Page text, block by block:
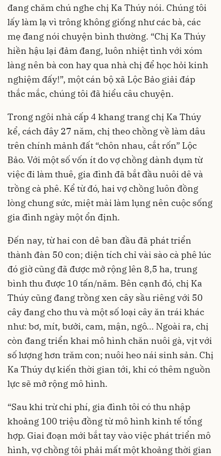
đang chăm chú nghe chị Ka Thúy nói. Chúng tôi
lấy làm lạ vì trông không giống như các bà, các
mẹ đang nói chuyện bình thường. “Chị Ka Thúy
hiền hậu lại đảm đang, luôn nhiệt tình với xóm
làng nên bà con hay qua nhà chị để học hỏi kinh
nghiệm đấy!”, một cán bộ xã Lộc Bảo giải đáp
thắc mắc, chúng tôi đã hiểu câu chuyện.
Trong ngôi nhà cấp 4 khang trang chị Ka Thúy
kể, cách đây 27 năm, chị theo chồng về làm dâu
trên chính mảnh đất “chôn nhau, cắt rốn” Lộc
Bảo. Với một số vốn ít do vợ chồng dành dụm từ
việc đi làm thuê, gia đình đã bắt đầu nuôi dê và
trồng cà phê. Kể từ đó, hai vợ chồng luôn đồng
lòng chung sức, miệt mài làm lụng nên cuộc sống
gia đình ngày một ổn định.
Đến nay, từ hai con dê ban đầu đã phát triển
thành đàn 50 con; diện tích chỉ vài sào cà phê lúc
đó giờ cũng đã được mở rộng lên 8,5 ha, trung
bình thu được 10 tấn/năm. Bên cạnh đó, chị Ka
Thúy cũng đang trồng xen cây sầu riêng với 50
cây đang cho thu và một số loại cây ăn trái khác
như: bơ, mít, bưởi, cam, mận, ngô... Ngoài ra, chị
còn đang triển khai mô hình chăn nuôi gà, vịt với
số lượng hơn trăm con; nuôi heo nái sinh sản. Chị
Ka Thúy dự kiến thời gian tới, khi có thêm nguồn
lực sẽ mở rộng mô hình.
“Sau khi trừ chi phí, gia đình tôi có thu nhập
khoảng 100 triệu đồng từ mô hình kinh tế tổng
hợp. Giai đoạn mới bắt tay vào việc phát triển mô
hình, vợ chồng tôi phải mất một khoảng thời gian